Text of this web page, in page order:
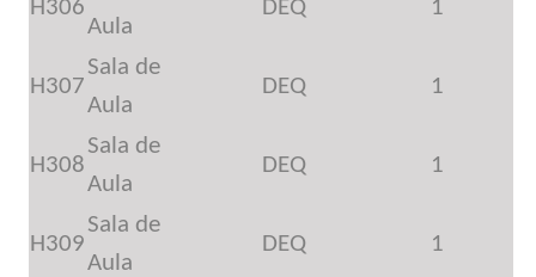
H306
Aula
DEQ 1
H307
Sala de
Aula
DEQ 1
H308
Sala de
Aula
DEQ 1
H309
Sala de
Aula
DEQ 1